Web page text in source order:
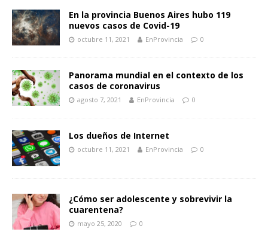
En la provincia Buenos Aires hubo 119
nuevos casos de Covid-19
octubre 11, 2021 EnProvincia 0
Panorama mundial en el contexto de los
casos de coronavirus
agosto 7, 2021 EnProvincia 0
Los dueños de Internet
octubre 11, 2021 EnProvincia 0
¿Cómo ser adolescente y sobrevivir la
cuarentena?
mayo 25, 2020 0